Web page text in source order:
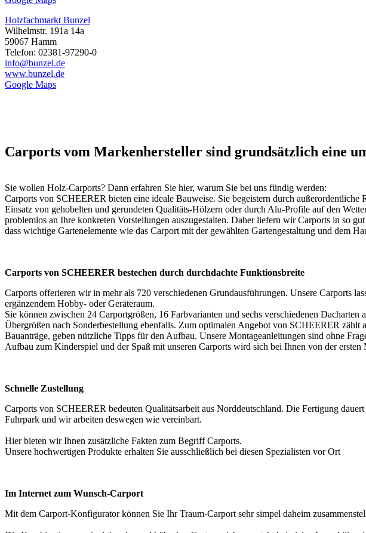
Holzfachmarkt Bunzel
Wilhelmstr. 191a 14a
59067 Hamm
Telefon: 02381-97290-0
info@bunzel.de
www.bunzel.de
Google Maps
Carports vom Markenhersteller sind grundsätzlich eine
Sie wollen Holz-Carports? Dann erfahren Sie hier, warum Sie bei uns fündig werden:
Carports von SCHEERER bieten eine ideale Bauweise. Sie begeistern durch
Einsatz von gehobelten und gerundeten Qualitäts-Hölzern oder durch Alu-Profile auf den
problemlos an Ihre konkreten Vorstellungen auszugestalten. Daher liefern wir Carports in so
dass wichtige Gartenelemente wie das Carport mit der gewählten Gartengestaltung und dem
Carports von SCHEERER bestechen durch durchdachte Funktionsbreite
Carports offerieren wir in mehr als 720 verschiedenen Grundausführungen. Unsere Carports
ergänzendem Hobby- oder Geräteraum.
Sie können zwischen 24 Carportgrößen, 16 Farbvarianten und sechs verschiedenen
Übergrößen nach Sonderbestellung ebenfalls. Zum optimalen Angebot von SCHEERER
Bauanträge, geben nützliche Tipps für den Aufbau. Unsere Montageanleitungen sind ohne
Aufbau zum Kinderspiel und der Spaß mit unseren Carports wird sich bei Ihnen von der ersten
Schnelle Zustellung
Carports von SCHEERER bedeuten Qualitätsarbeit aus Norddeutschland. Die Fertigung
Fuhrpark und wir arbeiten deswegen wie vereinbart.
Hier bieten wir Ihnen zusätzliche Fakten zum BegriffCarports.
Unsere hochwertigen Produkte erhalten Sie ausschließlich bei diesen Spezialisten vor Ort
Im Internet zum Wunsch-Carport
Mit dem Carport-Konfigurator können Sie Ihr Traum-Carport sehr simpel daheim